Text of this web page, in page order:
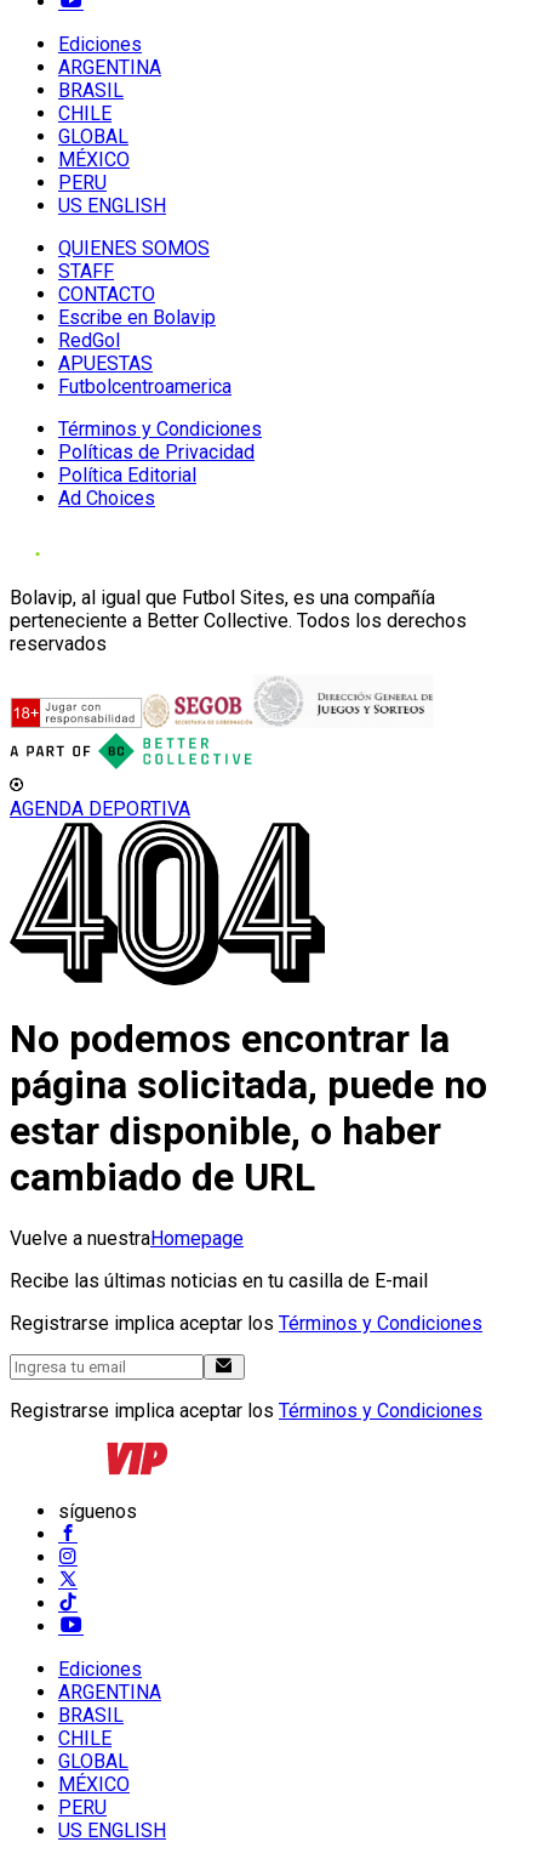
Ediciones
ARGENTINA
BRASIL
CHILE
GLOBAL
MÉXICO
PERU
US ENGLISH
QUIENES SOMOS
STAFF
CONTACTO
Escribe en Bolavip
RedGol
APUESTAS
Futbolcentroamerica
Términos y Condiciones
Políticas de Privacidad
Política Editorial
Ad Choices
Bolavip, al igual que Futbol Sites, es una compañía
perteneciente a Better Collective. Todos los derechos
reservados
AGENDA DEPORTIVA
No podemos encontrar la
página solicitada, puede no
estar disponible, o haber
cambiado de URL
Vuelve a nuestraHomepage
Recibe las últimas noticias en tu casilla de E-mail
Registrarse implica aceptar los Términos y Condiciones
Registrarse implica aceptar los Términos y Condiciones
síguenos
Ediciones
ARGENTINA
BRASIL
CHILE
GLOBAL
MÉXICO
PERU
US ENGLISH